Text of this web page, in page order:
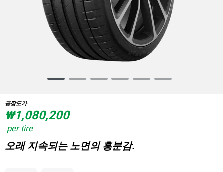
6
공장도가
₩1,080,200
per tire
오래 지속되는 노면의 흥분감.